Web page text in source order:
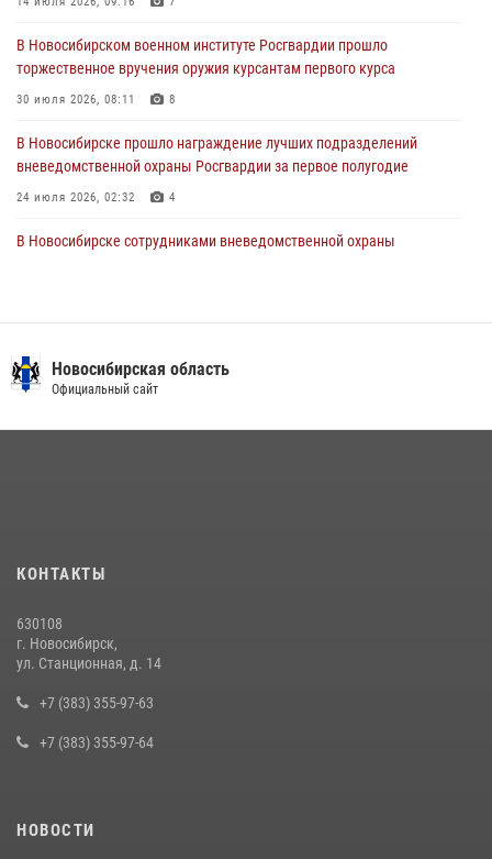
В Новосибирске военнослужащие Росгвардии почтили память детей
– жертв войны в Донбассе
В Новосибирском военном институте Росгвардии прошло
торжественное вручения оружия курсантам первого курса
30 июля 2026, 08:11 8
В Новосибирске прошло награждение лучших подразделений
вневедомственной охраны Росгвардии за первое полугодие
24 июля 2026, 02:32 4
В Новосибирске сотрудниками вневедомственной охраны
зачинщиков уличной драки
17 июля 2026, 07:24
Росгвардии задержан подозреваемый в грабеже
За серию краж экипажем вневедомственной охраны Росгвардии
10 июля 2026, 04:33
Новосибирская область
Официальный сайт
КОНТАКТЫ
630108
г. Новосибирск,
ул. Станционная, д. 14
+7 (383) 355-97-63
+7 (383) 355-97-64
НОВОСТИ